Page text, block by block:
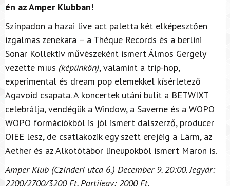
én az Amper Klubban!
Színpadon a hazai live act paletta két elképesztően
izgalmas zenekara – a Théque Records és a berlini
Sonar Kollektiv művészeként ismert Álmos Gergely
vezette mïus (képünkön), valamint a trip-hop,
experimental és dream pop elemekkel kísérletező
Agavoid csapata. A koncertek utáni bulit a BETWIXT
celebrálja, vendégük a Window, a Saverne és a WOPO
WOPO formációkból is jól ismert dalszerző, producer
OIEE lesz, de csatlakozik egy szett erejéig a Lärm, az
Aether és az Alkotótábor lineupokból ismert Maron is.
Amper Klub (Czinderi utca 6.) December 9. 20:00. Jegyár:
2200/2700/3200 Ft. Partijegy: 2000 Ft.